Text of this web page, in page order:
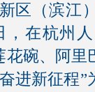
区（滨江
在杭州
花碗、阿
进新征程